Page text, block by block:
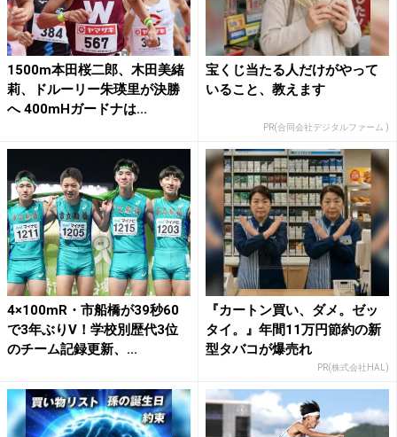
1500m本田桜二郎、木田美緒
莉、ドルーリー朱瑛里が決勝
へ 400mHガードナは...
宝くじ当たる人だけがやって
いること、教えます
PR(合同会社デジタルファーム )
4×100mR・市船橋が39秒60
で3年ぶりV！学校別歴代3位
のチーム記録更新、...
『カートン買い、ダメ。ゼッ
タイ。』年間11万円節約の新
型タバコが爆売れ
PR(株式会社HAL)